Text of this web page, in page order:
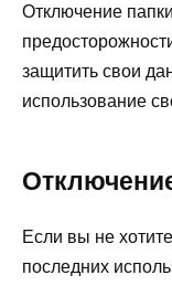
Отключение
защитить свои
использование
Если вы не
последних